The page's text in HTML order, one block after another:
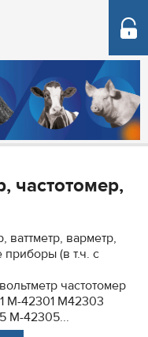
частотомер,
ваттметр, варметр,
(в т.ч. с
частотомер
М-42301 M42303
М-42305...